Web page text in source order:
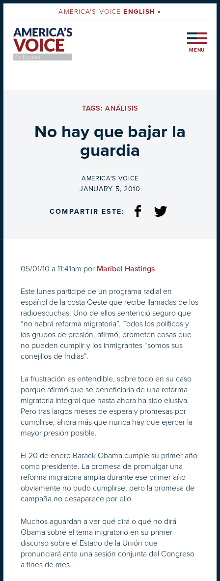
AMERICA'S VOICEENGLISH »
MENU
TAGS:ANÁLISIS
No hay que bajar la
guardia
BY
AMERICA'S VOICE
ON
JANUARY 5, 2010
COMPARTIR ESTE:
05/01/10 a 11:41am por Maribel Hastings
Este lunes participé de un programa radial en
español de la costa Oeste que recibe llamadas de los
radioescuchas. Uno de ellos sentenció seguro que
“no habrá reforma migratoria”. Todos los políticos y
los grupos de presión, afirmó, prometen cosas que
no pueden cumplir y los inmigrantes “somos sus
conejillos de Indias”.
La frustración es entendible, sobre todo en su caso
porque afirmó que se beneficiaría de una reforma
migratoria integral que hasta ahora ha sido elusiva.
Pero tras largos meses de espera y promesas por
cumplirse, ahora más que nunca hay que ejercer la
mayor presión posible.
El 20 de enero Barack Obama cumple su primer año
como presidente. La promesa de promulgar una
reforma migratoria amplia durante ese primer año
obviamente no pudo cumplirse, pero la promesa de
campaña no desaparece por ello.
Muchos aguardan a ver qué dirá o qué no dirá
Obama sobre el tema migratorio en su primer
discurso sobre el Estado de la Unión que
pronunciará ante una sesión conjunta del Congreso
a fines de mes.